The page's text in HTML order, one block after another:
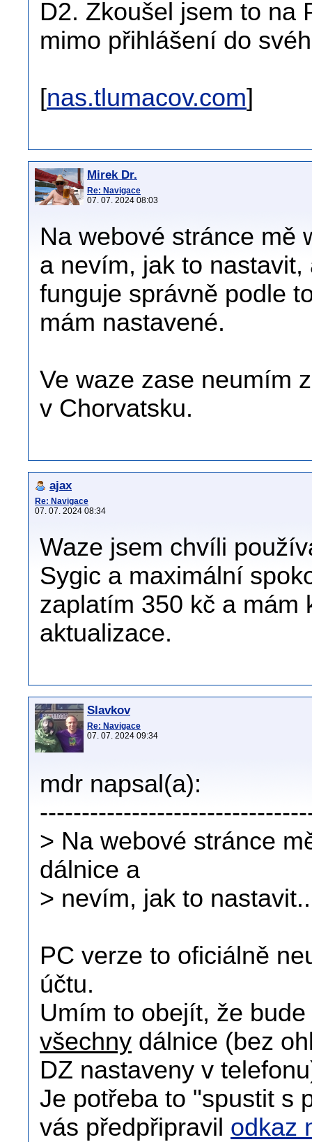
D2. Zkoušel jsem to na
mimo přihlášení do
[nas.tlumacov.com]
Mirek Dr.
Re: Navigace
07. 07. 2024 08:03
Na webové stránce mě
a nevím, jak to
funguje správně podle
mám nastavené.
Ve waze zase neumím
v Chorvatsku.
ajax
Re: Navigace
07. 07. 2024 08:34
Waze jsem chvíli
Sygic a maximální
zaplatím 350 kč a mám
aktualizace.
Slavkov
Re: Navigace
07. 07. 2024 09:34
mdr napsal(a):
> Na webové stránce
dálnice a
> nevím, jak to
PC verze to oficiálně
účtu.
Umím to obejít, že
všechny dálnice (bez
DZ nastaveny v
Je potřeba to "spustit s
vás předpřipravil odkaz